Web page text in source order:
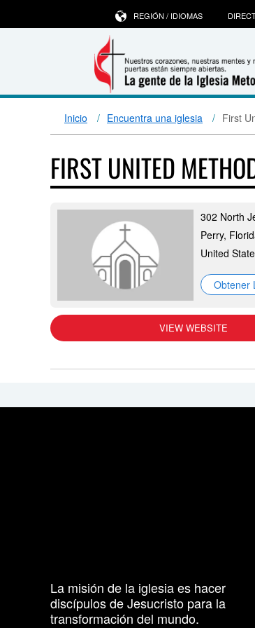
REGIÓN / IDIOMAS
Inicio Encuentra una iglesia First
FIRST UNITED
302 North
Perry,
United
Obtener
VIEW WEBSITE
La misión de la iglesia es hacer
discípulos de Jesucristo para la
transformación del mundo.